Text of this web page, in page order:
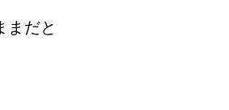
まだと